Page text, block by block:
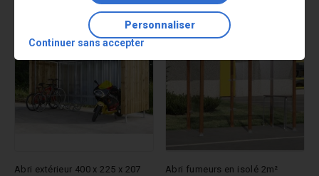
Abri extérieur 400 x 225 x 207
Abri fumeurs en isolé 2m²
Personnaliser
Continuer sans accepter